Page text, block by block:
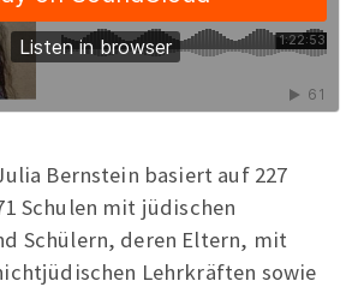
Bernstein basiert auf 227
Schulen mit jüdischen
Schülern, deren Eltern, mit
Lehrkräften sowie